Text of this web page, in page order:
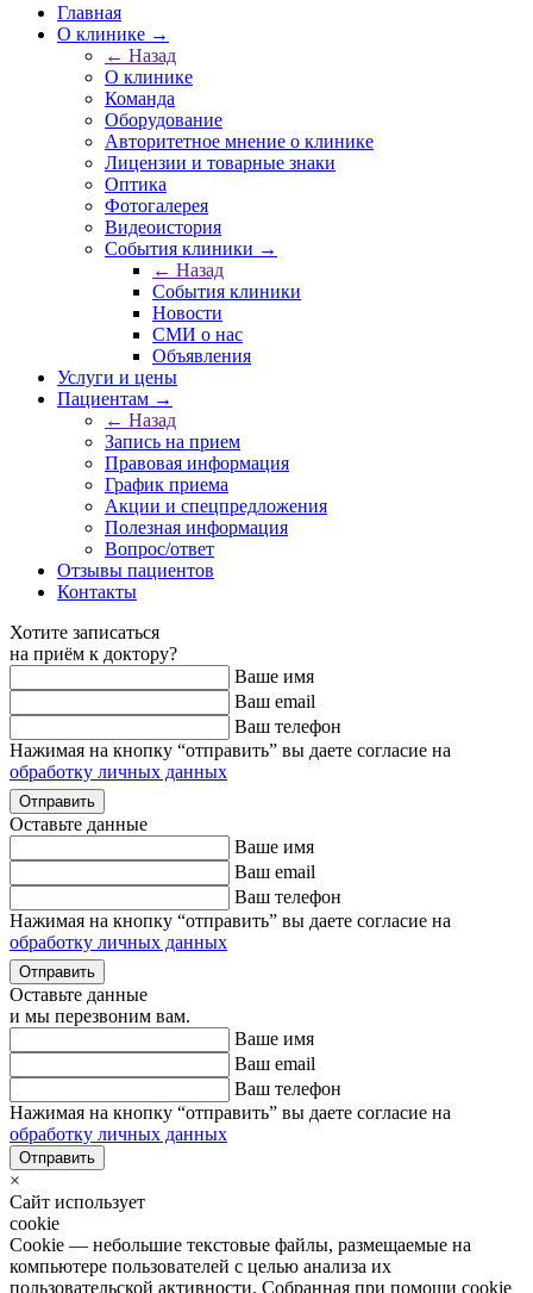
Главная
О клинике →
← Назад
О клинике
Команда
Оборудование
Авторитетное мнение о клинике
Лицензии и товарные знаки
Оптика
Фотогалерея
Видеоистория
События клиники →
← Назад
События клиники
Новости
СМИ о нас
Объявления
Услуги и цены
Пациентам →
← Назад
Запись на прием
Правовая информация
График приема
Акции и спецпредложения
Полезная информация
Вопрос/ответ
Отзывы пациентов
Контакты
Хотите записаться
на приём к доктору?
Ваше имя
Ваш email
Ваш телефон
Нажимая на кнопку “отправить” вы даете согласие на
обработку личных данных
Оставьте данные
Ваше имя
Ваш email
Ваш телефон
Нажимая на кнопку “отправить” вы даете согласие на
обработку личных данных
Оставьте данные
и мы перезвоним вам.
Ваше имя
Ваш email
Ваш телефон
Нажимая на кнопку “отправить” вы даете согласие на
обработку личных данных
×
Сайт использует
cookie
Cookie — небольшие текстовые файлы, размещаемые на
компьютере пользователей с целью анализа их
пользовательской активности. Собранная при помощи cookie